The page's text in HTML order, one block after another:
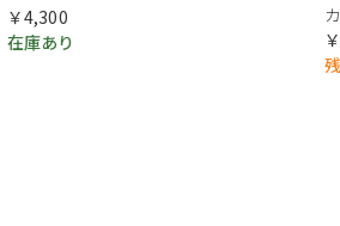
￥4,300
在庫あり